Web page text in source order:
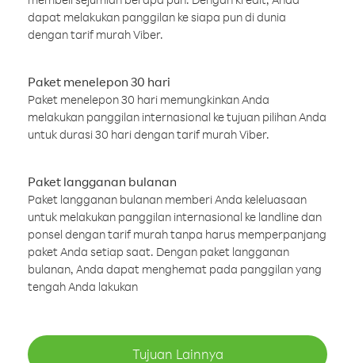
dapat melakukan panggilan ke siapa pun di dunia
dengan tarif murah Viber.
Paket menelepon 30 hari
Paket menelepon 30 hari memungkinkan Anda
melakukan panggilan internasional ke tujuan pilihan Anda
untuk durasi 30 hari dengan tarif murah Viber.
Paket langganan bulanan
Paket langganan bulanan memberi Anda keleluasaan
untuk melakukan panggilan internasional ke landline dan
ponsel dengan tarif murah tanpa harus memperpanjang
paket Anda setiap saat. Dengan paket langganan
bulanan, Anda dapat menghemat pada panggilan yang
tengah Anda lakukan
Tujuan Lainnya